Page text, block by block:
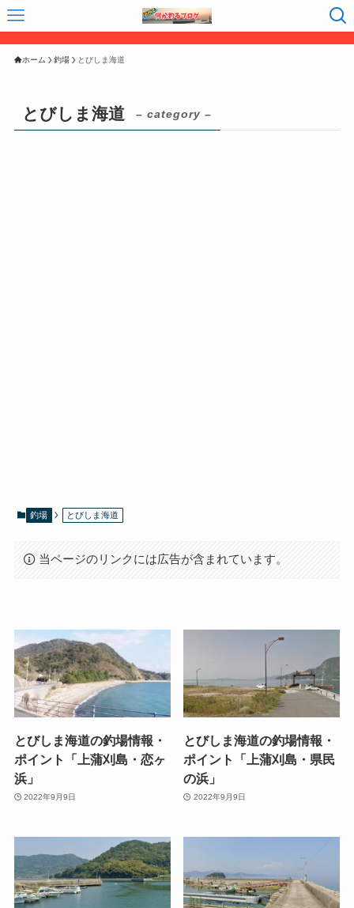
ホーム 釣場 とびしま海道
とびしま海道 – category –
釣場 とびしま海道
当ページのリンクには広告が含まれています。
とびしま海道の釣場情報・
ポイント「上蒲刈島・恋ヶ
浜」
2022年9月9日
とびしま海道の釣場情報・
ポイント「上蒲刈島・県民
の浜」
2022年9月9日